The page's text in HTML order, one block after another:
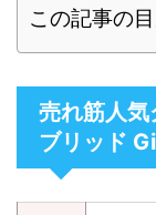
この記事の
売れ筋人気
ブリッド